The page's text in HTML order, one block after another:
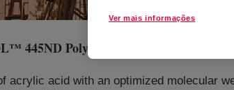
445ND Polymer
acrylic acid with an optimized molecular
Ver mais informações